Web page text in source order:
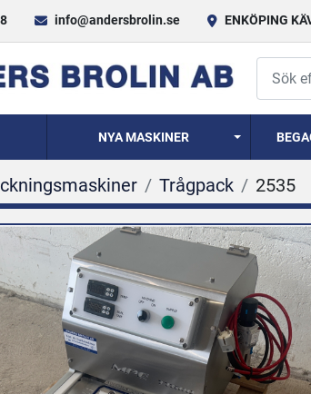
info@andersbrolin.se ENKÖPING
NYA MASKINER
Trågpack 2535